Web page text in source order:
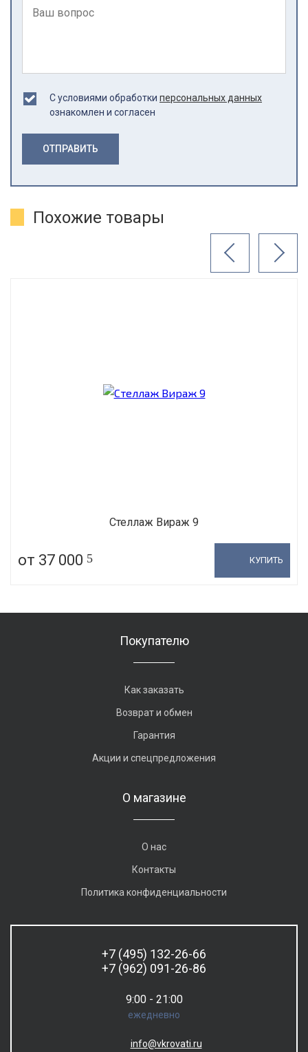
С условиями обработки персональных данных
ознакомлен и согласен
ОТПРАВИТЬ
Похожие товары
Стеллаж Вираж 9
от 37 000 5 КУПИТЬ
Покупателю
Как заказать
Возврат и обмен
Гарантия
Акции и спецпредложения
О магазине
О нас
Контакты
Политика конфиденциальности
+7 (495) 132-26-66
+7 (962) 091-26-86
9:00 - 21:00
ежедневно
info@vkrovati.ru